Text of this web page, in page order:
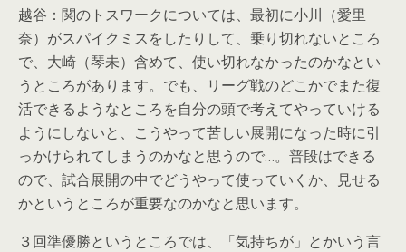
越谷：関のトスワークについては、最初に小川（愛里
奈）がスパイクミスをしたりして、乗り切れないところ
で、大崎（琴未）含めて、使い切れなかったのかなとい
うところがあります。でも、リーグ戦のどこかでまた復
活できるようなところを自分の頭で考えてやっていける
ようにしないと、こうやって苦しい展開になった時に引
っかけられてしまうのかなと思うので…。普段はできる
ので、試合展開の中でどうやって使っていくか、見せる
かというところが重要なのかなと思います。
３回準優勝というところでは、「気持ちが」とかいう言